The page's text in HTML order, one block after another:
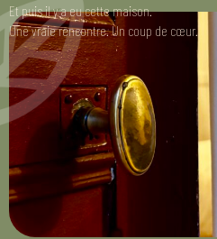
Et puis il y a eu cette maison.
Une vraie rencontre. Un coup de cœur.